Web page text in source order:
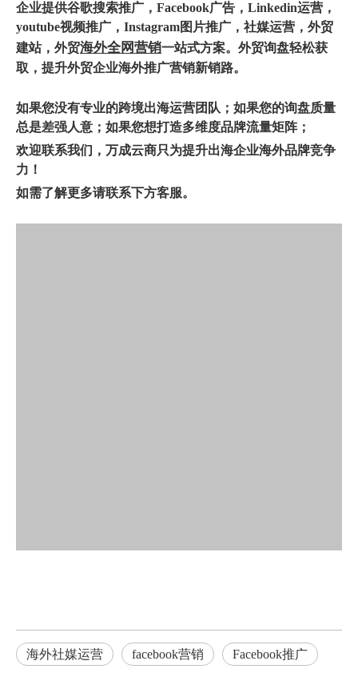
企业提供谷歌搜索推广 ， Facebook广告 ，Linkedin运营，
youtube视频推广，Instagram图片推广， 社媒运营 ， 外贸
建站，外贸海外全网营销一站式方案。外贸询盘轻松获
取，提升外贸企业海外推广营销新销路。
如果您没有专业的跨境出海运营团队；如果您的询盘质量
总是差强人意；如果您想打造多维度品牌流量矩阵；
欢迎联系我们，万成云商只为提升出海企业海外品牌竞争
力！
如需了解更多请联系下方客服。
海外社媒运营 facebook营销 Facebook推广